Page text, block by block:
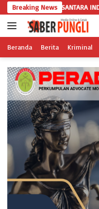
Langsung
ke
konten
Breaking News
INDONESIA
Beranda Berita Kriminal